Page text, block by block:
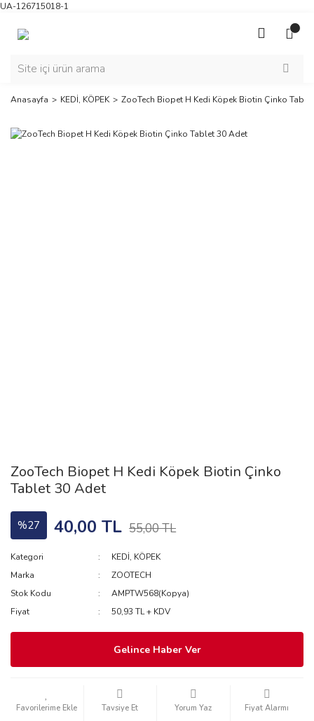
UA-126715018-1
Anasayfa KEDİ, KÖPEK ZooTech Biopet H Kedi Köpek Biotin Çinko
ZooTech Biopet H Kedi Köpek Biotin Çinko
Tablet 30 Adet
%27 40,00 TL 55,00 TL
Kategori
KEDİ, KÖPEK
Marka
ZOOTECH
Stok Kodu
AMPTW568(Kopya)
Fiyat
50,93 TL + KDV
Gelince Haber Ver
Tavsiye Et Yorum Yaz Fiyat Alarmı